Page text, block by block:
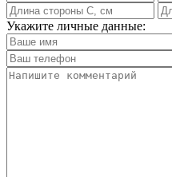
Укажите личные данные: